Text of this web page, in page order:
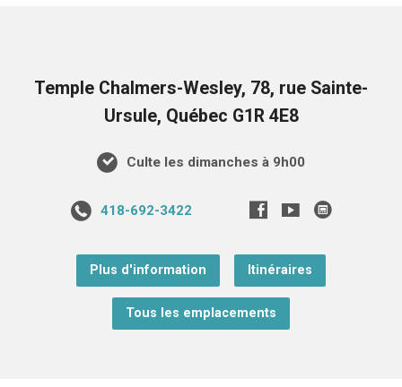
Temple Chalmers-Wesley, 78, rue Sainte-
Ursule, Québec G1R 4E8
Culte les dimanches à 9h00
418-692-3422
Plus d'information Itinéraires
Tous les emplacements